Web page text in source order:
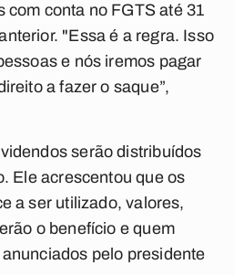
com conta no FGTS até 31
"Essa é a regra. Isso
e nós iremos pagar
a fazer o saque”,
serão distribuídos
Ele acrescentou que os
a ser utilizado, valores,
o benefício e quem
pelo presidente